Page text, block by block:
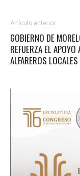
Artículo anterior
GOBIERNO DE
REFUERZA EL APOYO
ALFAREROS LOCALES